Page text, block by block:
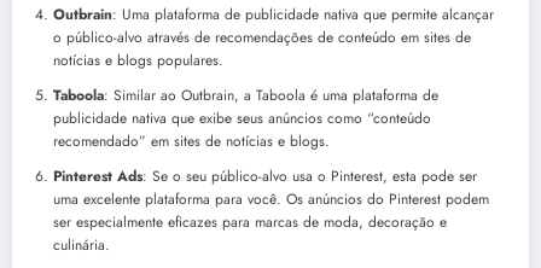
Outbrain: Uma plataforma de publicidade nativa que permite alcançar
o público-alvo através de recomendações de conteúdo em sites de
notícias e blogs populares.
Taboola: Similar ao Outbrain, a Taboola é uma plataforma de
publicidade nativa que exibe seus anúncios como “conteúdo
recomendado” em sites de notícias e blogs.
Pinterest Ads: Se o seu público-alvo usa o Pinterest, esta pode ser
uma excelente plataforma para você. Os anúncios do Pinterest podem
ser especialmente eficazes para marcas de moda, decoração e
culinária.